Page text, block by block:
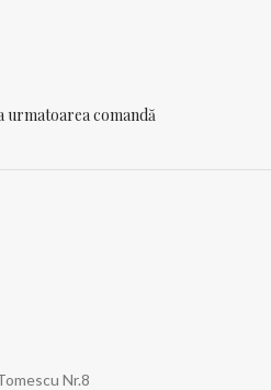
urmatoarea comandă
Nr.8